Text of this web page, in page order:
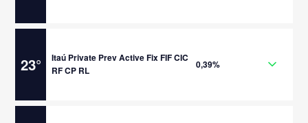
23°
Itaú Private Prev Active Fix FIF CIC
RF CP RL
0,39%